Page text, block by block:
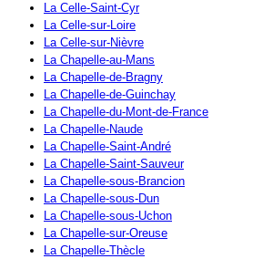
La Celle-Saint-Cyr
La Celle-sur-Loire
La Celle-sur-Nièvre
La Chapelle-au-Mans
La Chapelle-de-Bragny
La Chapelle-de-Guinchay
La Chapelle-du-Mont-de-France
La Chapelle-Naude
La Chapelle-Saint-André
La Chapelle-Saint-Sauveur
La Chapelle-sous-Brancion
La Chapelle-sous-Dun
La Chapelle-sous-Uchon
La Chapelle-sur-Oreuse
La Chapelle-Thècle